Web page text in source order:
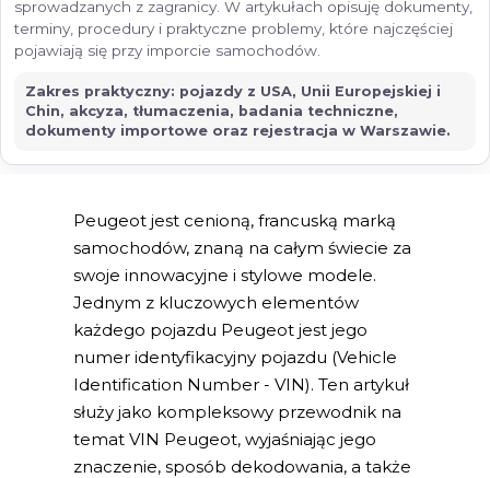
Peugeot jest cenioną, francuską marką
samochodów, znaną na całym świecie za
swoje innowacyjne i stylowe modele.
Jednym z kluczowych elementów
każdego pojazdu Peugeot jest jego
numer identyfikacyjny pojazdu (Vehicle
Identification Number - VIN). Ten artykuł
służy jako kompleksowy przewodnik na
temat VIN Peugeot, wyjaśniając jego
znaczenie, sposób dekodowania, a także
sprowadzanych z zagranicy. W artykułach opisuję dokumenty,
terminy, procedury i praktyczne problemy, które najczęściej
pojawiają się przy imporcie samochodów.
Zakres praktyczny: pojazdy z USA, Unii Europejskiej i
Chin, akcyza, tłumaczenia, badania techniczne,
dokumenty importowe oraz rejestracja w Warszawie.